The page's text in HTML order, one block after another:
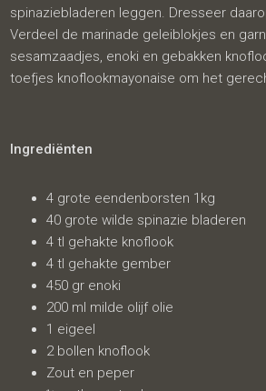
spinaziebladeren leggen. Dresseer
Verdeel de marinade geleiblokjes en
sesamzaadjes, enoki en gebakken
toefjes knoflookmayonaise om het
Ingrediënten
4 grote eendenborsten 1kg
40 grote wilde spinazie bladeren
4 tl gehakte knoflook
4 tl gehakte gember
450 gr enoki
200 ml milde olijf olie
1 eigeel
2 bollen knoflook
Zout en peper